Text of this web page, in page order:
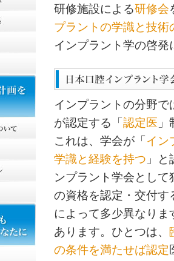
研修施設による研修会
プラントの学識と技術
インプラント学の啓
インプラントの分野で
が認定する「 認定医
これは、学会が「 イン
学識と経験を持つ 」
ンプラント学会とし
の資格を認定・交付す
によって多少異なり
あります。ひとつは、
の条件を満たせば認定